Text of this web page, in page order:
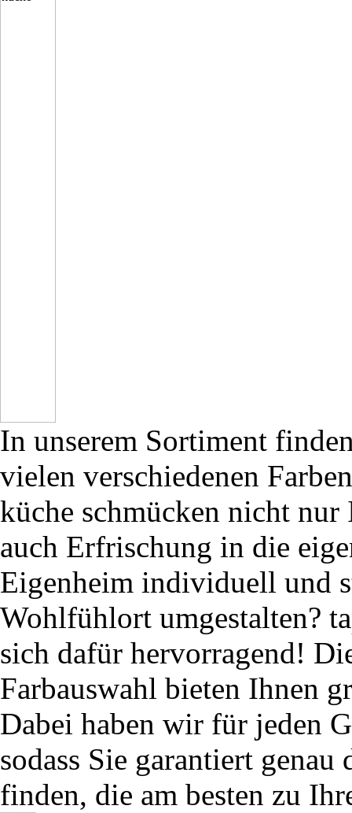
In unserem Sortiment
vielen verschiedenen
küche schmücken nicht
auch Erfrischung in die
Eigenheim individuell und
Wohlfühlort umgestalten?
sich dafür hervorragend!
Farbauswahl bieten Ihnen
Dabei haben wir für jeden
sodass Sie garantiert
finden, die am besten zu